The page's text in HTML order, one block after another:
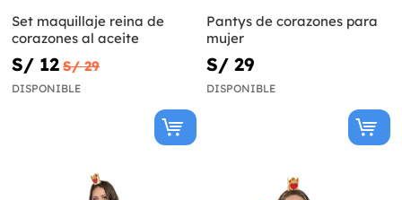
Set maquillaje reina de
corazones al aceite
S/ 12 S/ 29
DISPONIBLE
Pantys de corazones para
mujer
S/ 29
DISPONIBLE